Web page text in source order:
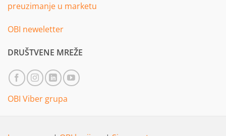
preuzimanje u marketu
OBI neweletter
DRUŠTVENE MREŽE
OBI Viber grupa